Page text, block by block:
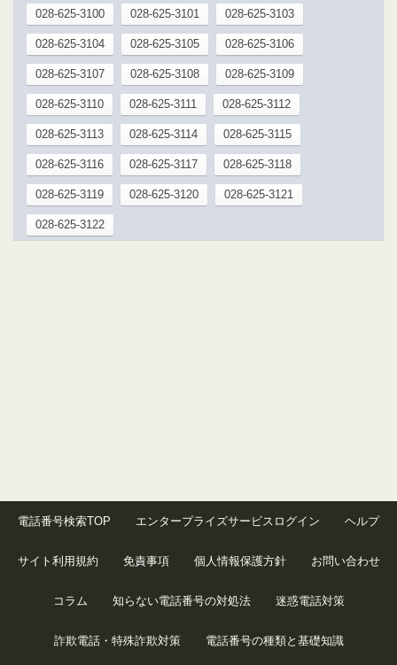
028-625-3100 028-625-3101 028-625-3103
028-625-3104 028-625-3105 028-625-3106
028-625-3107 028-625-3108 028-625-3109
028-625-3110 028-625-3111 028-625-3112
028-625-3113 028-625-3114 028-625-3115
028-625-3116 028-625-3117 028-625-3118
028-625-3119 028-625-3120 028-625-3121
028-625-3122
電話番号検索TOP エンタープライズサービスログイン ヘルプ
サイト利用規約 免責事項 個人情報保護方針 お問い合わせ
コラム 知らない電話番号の対処法 迷惑電話対策
詐欺電話・特殊詐欺対策 電話番号の種類と基礎知識